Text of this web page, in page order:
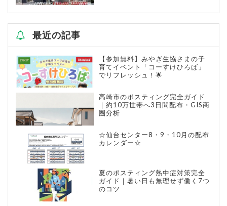
最近の記事
【参加無料】みやぎ生協さまの子
育てイベント「コーすけひろば」
でリフレッシュ！🌟
高崎市のポスティング完全ガイド
｜約10万世帯へ3日間配布・GIS商
圏分析
☆仙台センター8・9・10月の配布
カレンダー☆
夏のポスティング熱中症対策完全
ガイド｜暑い日も無理せず働く7つ
のコツ